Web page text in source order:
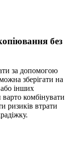
без
за допомогою
зберігати на
інших
комбінувати
ризиків втрати